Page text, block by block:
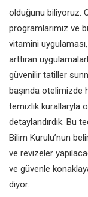
olduğunu biliyoruz.
programlarımız ve
vitamini
arttıran
güvenilir tatiller
başında otelimizde
temizlik kurallaryla
detaylandırdık. Bu
Bilim Kurulu’nun
ve revizeler
ve güvenle
diyor.